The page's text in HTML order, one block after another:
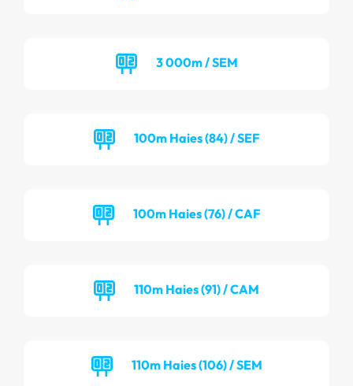
3 000m / SEM
100m Haies (84) / SEF
100m Haies (76) / CAF
110m Haies (91) / CAM
110m Haies (106) / SEM